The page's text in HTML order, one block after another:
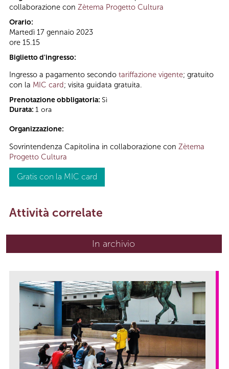
collaborazione con Zètema Progetto Cultura
Orario:
Martedì 17 gennaio 2023
ore 15.15
Biglietto d'ingresso:
Ingresso a pagamento secondo tariffazione vigente; gratuito
con la MIC card; visita guidata gratuita.
Prenotazione obbligatoria: Sì
Durata: 1 ora
Organizzazione:
Sovrintendenza Capitolina in collaborazione con Zètema
Progetto Cultura
Gratis con la MIC card
Attività correlate
In archivio